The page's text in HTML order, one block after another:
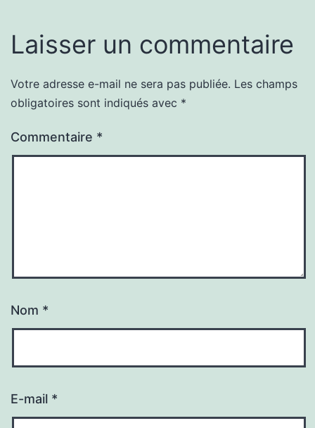
Laisser un commentaire
Votre adresse e-mail ne sera pas publiée. Les champs
obligatoires sont indiqués avec *
Commentaire *
Nom *
E-mail *